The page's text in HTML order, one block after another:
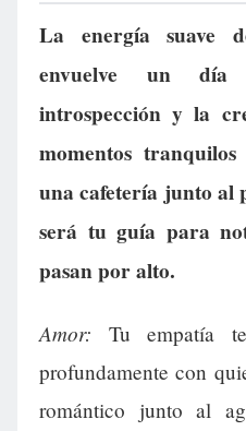
La energía suave
envuelve un
introspección y la
momentos
una cafetería junto al
será tu guía para
pasan por alto.
Amor: Tu empatía
profundamente con
romántico junto al